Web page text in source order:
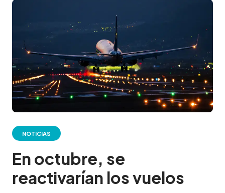
NOTICIAS
En octubre, se
reactivarían los vuelos